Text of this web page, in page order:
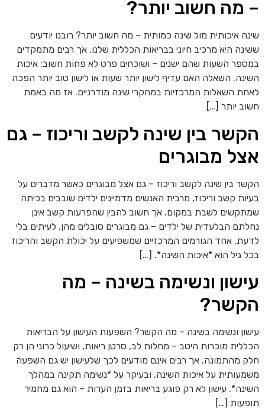
מה חשוב יותר?
איכותית מול שינה כמותית – מה חשוב יותר? רובנו יודעים
היא מרכיב חיוני בבריאות הכללית שלנו, אך רבים מתמקדים
השעות שהם ישנים – ושוכחים פרט לא פחות חשוב: איכות
השאלה האם עדיף לישון יותר שעות או לישון טוב יותר הפכה
השאלות המרכזיות במחקרי שינה מודרניים. אז מה באמת
יותר […]
בין שינה לקשב וריכוז – גם
מבוגרים
בין שינה לקשב וריכוז – גם אצל מבוגרים כאשר מדברים על
קשב וריכוז, מרבית האנשים מדמיינים ילדים שובבים בכיתה
לשבת במקום. אך חשוב להבין שהפרעות קשב אינן
הבלעדית של ילדים – גם מבוגרים סובלים מהן, לעיתים בלי
אחד הגורמים המרכזיים שמשפיעים על יכולת הקשב והריכוז
גיל הוא *איכות השינה*. […]
ונשימה בשינה – מה
ונשימה בשינה – מה הקשר? השפעות העישון על הבריאות
מוכרות היטב – מחלות לב, סרטן ריאות, ושיעול כרוני הן רק
מהתמונה. אך רבים אינם מודעים לכך שלעישון יש גם השפעה
על איכות השינה, ובעיקר על *נשימה תקינה במהלך
עישון לא רק פוגע בריאות בזמן הערות – הוא גם מחמיר
[…]